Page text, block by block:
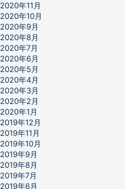
2020年11月
2020年10月
2020年9月
2020年8月
2020年7月
2020年6月
2020年5月
2020年4月
2020年3月
2020年2月
2020年1月
2019年12月
2019年11月
2019年10月
2019年9月
2019年8月
2019年7月
2019年6月